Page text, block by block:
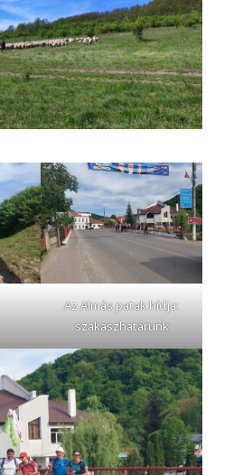
Az Almás patak hídja:
szakaszhatárunk